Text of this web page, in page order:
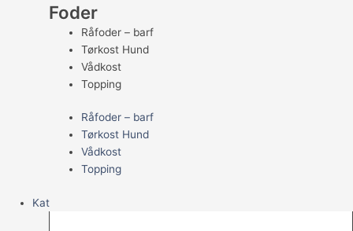
Foder
Råfoder – barf
Tørkost Hund
Vådkost
Topping
Råfoder – barf
Tørkost Hund
Vådkost
Topping
Kat